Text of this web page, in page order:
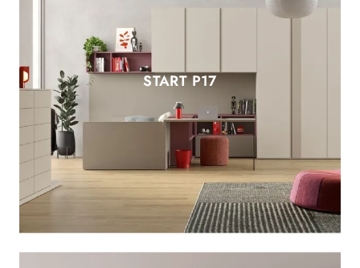
START P17